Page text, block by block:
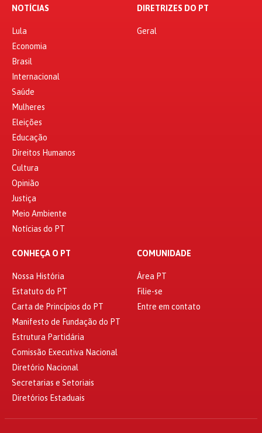
NOTÍCIAS
Lula
Economia
Brasil
Internacional
Saúde
Mulheres
Eleições
Educação
Direitos Humanos
Cultura
Opinião
Justiça
Meio Ambiente
Notícias do PT
DIRETRIZES DO PT
Geral
CONHEÇA O PT
Nossa História
Estatuto do PT
Carta de Princípios do PT
Manifesto de Fundação do PT
Estrutura Partidária
Comissão Executiva Nacional
Diretório Nacional
Secretarias e Setoriais
Diretórios Estaduais
COMUNIDADE
Área PT
Filie-se
Entre em contato